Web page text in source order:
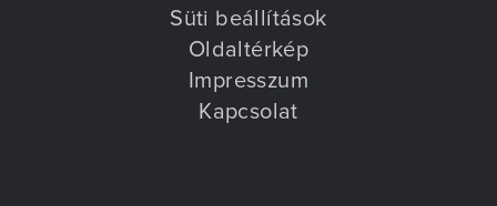
Süti beállítások
Oldaltérkép
Impresszum
Kapcsolat